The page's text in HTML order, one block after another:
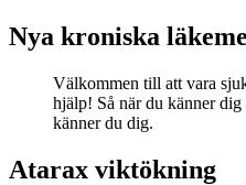
Nya kroniska
Välkommen till att vara
hjälp! Så när du känner
känner du dig.
Atarax viktökning